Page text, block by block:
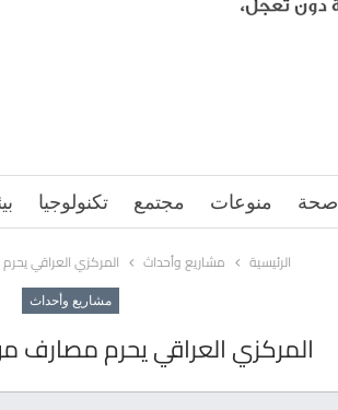
صحة منوعات مجتمع تكنولوجيا
الرئيسية مشاريع وأحداث المركزي العراقي
مشاريع وأحداث
المركزي العراقي يحرم مصارف